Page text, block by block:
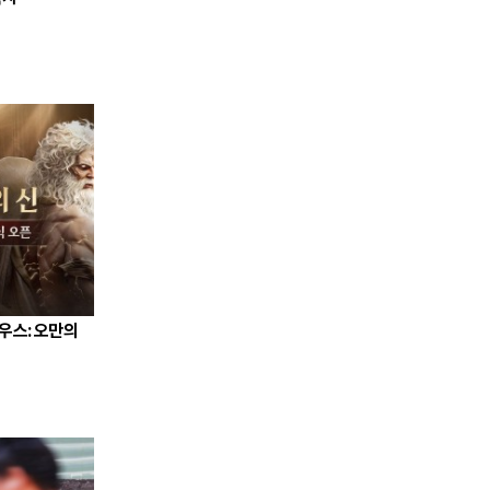
스: 오만의